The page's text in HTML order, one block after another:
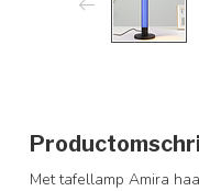
Met tafellamp Amira